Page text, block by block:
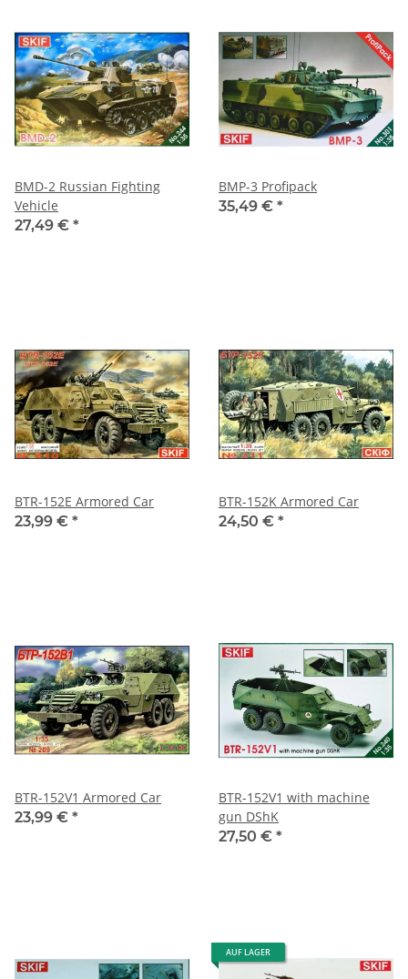
BMD-2 Russian Fighting
Vehicle
27,49 € *
BMP-3 Profipack
35,49 € *
BTR-152E Armored Car
23,99 € *
BTR-152K Armored Car
24,50 € *
BTR-152V1 Armored Car
23,99 € *
BTR-152V1 with machine
gun DShK
27,50 € *
AUF LAGER